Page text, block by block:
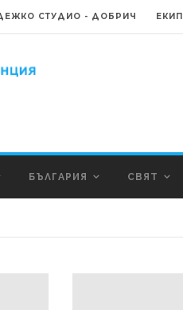
СТУДИО - ДОБРИЧ ЕКИП
БЪЛГАРИЯ СВЯТ